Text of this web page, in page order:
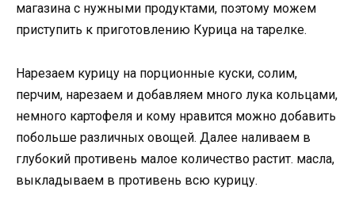
магазина с нужными продуктами, поэтому можем
приступить к приготовлению Курица на тарелке.
Нарезаем курицу на порционные куски, солим,
перчим, нарезаем и добавляем много лука кольцами,
немного картофеля и кому нравится можно добавить
побольше различных овощей. Далее наливаем в
глубокий противень малое количество растит. масла,
выкладываем в противень всю курицу.